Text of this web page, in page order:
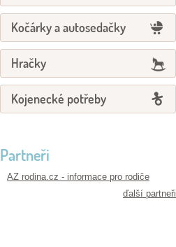
Kočárky a autosedačky
Hračky
Kojenecké potřeby
Partneři
AZ rodina.cz - informace pro rodiče
ďalší partneři